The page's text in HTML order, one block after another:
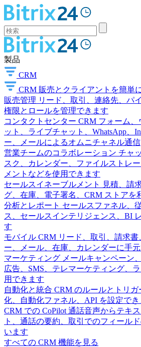
製品
CRM
CRM 販売とクライアントを簡単
販売管理 リード、取引、連絡先、パ
権限とロールを管理できます
コンタクトセンター CRM フォーム、
ット、ライブチャット、WhatsApp、
ー、メールによるオムニチャネル通信
営業チームのコラボレーション チャ
スク、カレンダー、ファイルストレ
メントなどを使用できます
セールスイネーブルメント
見積、請
グ、在庫、電子署名、CRM ストアを
分析とレポート セールスファネル、
ス、セールスインテリジェンス、BI
す
モバイル CRM リード、取引、請求
ー、メール、在庫、カレンダーに手
マーケティング メールキャンペーン
広告、SMS、テレマーケティング、
用できます
自動化と統合 CRM のルールとトリ
化、自動化ファネル、API を設定でき
CRM での CoPilot 通話音声からテキ
ト、通話の要約、取引でのフィール
います
すべての CRM 機能を見る